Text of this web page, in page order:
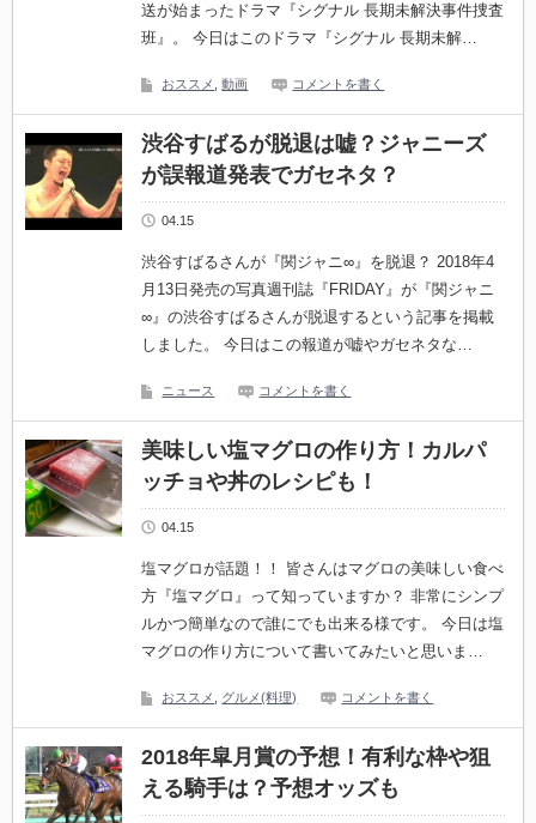
送が始まったドラマ『シグナル 長期未解決事件捜査
班』。 今日はこのドラマ『シグナル 長期未解…
おススメ ,動画 コメントを書く
渋谷すばるが脱退は嘘？ジャニーズ
が誤報道発表でガセネタ？
04.15
渋谷すばるさんが『関ジャニ∞』を脱退？ 2018年4
月13日発売の写真週刊誌『FRIDAY』が『関ジャニ
∞』の渋谷すばるさんが脱退するという記事を掲載
しました。 今日はこの報道が嘘やガセネタな…
ニュース コメントを書く
美味しい塩マグロの作り方！カルパ
ッチョや丼のレシピも！
04.15
塩マグロが話題！！ 皆さんはマグロの美味しい食べ
方『塩マグロ』って知っていますか？ 非常にシンプ
ルかつ簡単なので誰にでも出来る様です。 今日は塩
マグロの作り方について書いてみたいと思いま…
おススメ グルメ(料理) コメントを書く
2018年皐月賞の予想！有利な枠や狙
える騎手は？予想オッズも